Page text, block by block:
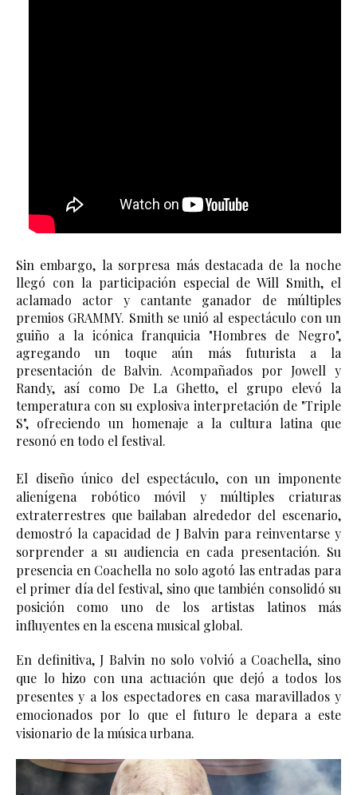
Sin embargo, la sorpresa más destacada de la noche
llegó con la participación especial de Will Smith, el
aclamado actor y cantante ganador de múltiples
premios GRAMMY. Smith se unió al espectáculo con un
guiño a la icónica franquicia "Hombres de Negro",
agregando un toque aún más futurista a la
presentación de Balvin. Acompañados por Jowell y
Randy, así como De La Ghetto, el grupo elevó la
temperatura con su explosiva interpretación de "Triple
S", ofreciendo un homenaje a la cultura latina que
resonó en todo el festival.
El diseño único del espectáculo, con un imponente
alienígena robótico móvil y múltiples criaturas
extraterrestres que bailaban alrededor del escenario,
demostró la capacidad de J Balvin para reinventarse y
sorprender a su audiencia en cada presentación. Su
presencia en Coachella no solo agotó las entradas para
el primer día del festival, sino que también consolidó su
posición como uno de los artistas latinos más
influyentes en la escena musical global.
En definitiva, J Balvin no solo volvió a Coachella, sino
que lo hizo con una actuación que dejó a todos los
presentes y a los espectadores en casa maravillados y
emocionados por lo que el futuro le depara a este
visionario de la música urbana.